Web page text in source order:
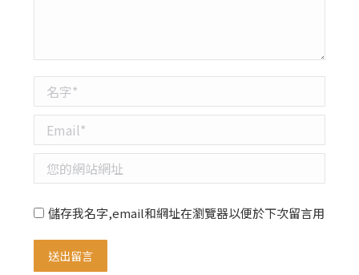
名字 *
Email *
您的網站網址
儲存我名字,email和網址在瀏覽器以便於下次留言用
送出留言